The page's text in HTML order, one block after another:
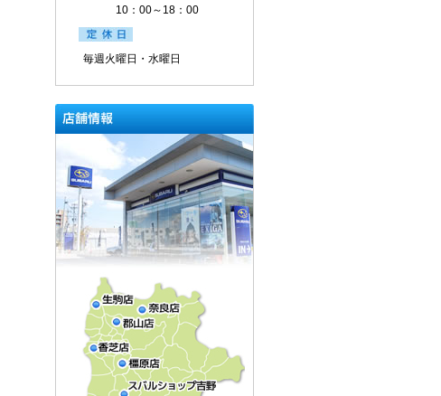
10：00～18：00
毎週火曜日・水曜日